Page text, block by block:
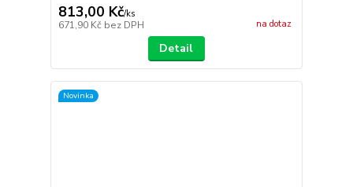
813,00 Kč/ks
671,90 Kč bez DPH na dotaz
Detail
Novinka